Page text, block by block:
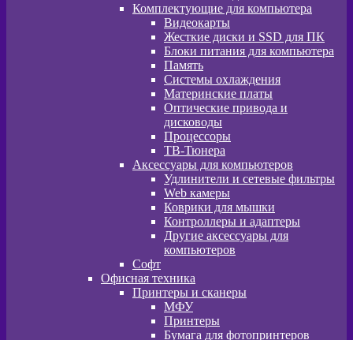
Комплектующие для компьютера
Видеокарты
Жесткие диски и SSD для ПК
Блоки питания для компьютера
Память
Системы охлаждения
Материнские платы
Оптические привода и
дисководы
Процессоры
ТВ-Тюнера
Аксессуары для компьютеров
Удлинители и сетевые фильтры
Web камеры
Коврики для мышки
Контроллеры и адаптеры
Другие аксессуары для
компьютеров
Софт
Офисная техника
Принтеры и сканеры
МФУ
Принтеры
Бумага для фотопринтеров